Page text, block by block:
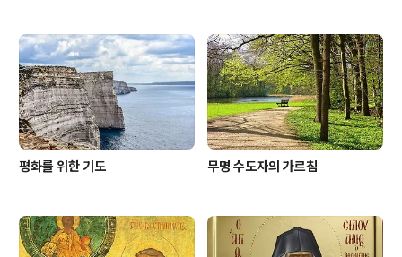
평화를 위한 기도 무명 수도자의 가르침